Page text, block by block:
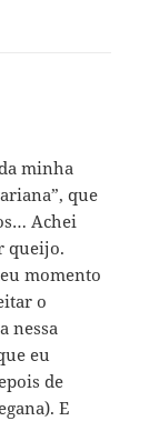
minha
que
Achei
queijo.
momento
o
nessa
eu
de
E